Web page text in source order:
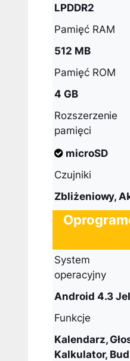
LPDDR2
Pamięć RAM
512 MB
Pamięć ROM
4 GB
Rozszerzenie
pamięci
microSD
Czujniki
Zbliżeniowy,
System
operacyjny
Android 4.3
Funkcje
Kalendarz,
Kalkulator,